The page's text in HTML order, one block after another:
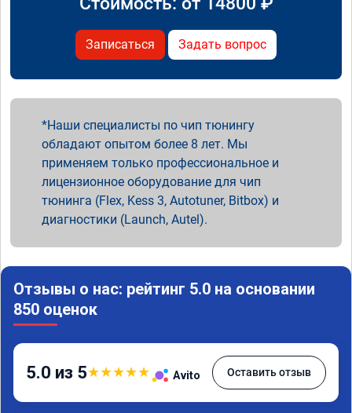
Записаться Задать вопрос
Наши специалисты по чип тюнингу
обладают опытом более 8 лет. Мы
применяем только профессиональное и
лицензионное оборудование для чип
тюнинга (Flex, Kess 3, Autotuner, Bitbox) и
диагностики (Launch, Autel).
Отзывы о нас: рейтинг 5.0 на основании
850 оценок
5.0 из 5★★★★★ Avito Оставить отзыв